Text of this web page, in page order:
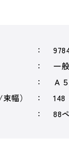
一
Ａ
幅）
88